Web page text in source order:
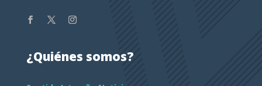
¿Quiénes somos?